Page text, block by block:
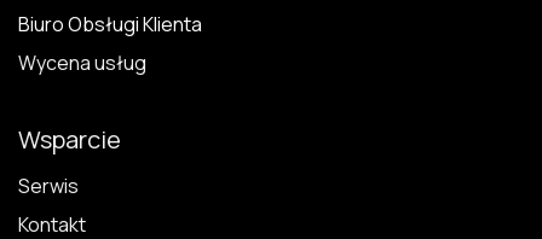
Biuro Obsługi Klienta
Wycena usług
Wsparcie
Serwis
Kontakt